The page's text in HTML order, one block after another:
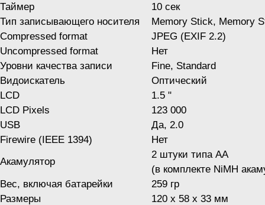
Таймер
10 сек
Тип записывающего носителя
Memory Stick, Memory
Compressed format
JPEG (EXIF 2.2)
Uncompressed format
Нет
Уровни качества записи
Fine, Standard
Видоискатель
Оптический
LCD
1.5 "
LCD Pixels
123 000
USB
Да, 2.0
Firewire (IEEE 1394)
Нет
Акамулятор
2 штуки типа AA
(в комплекте NiMH
Вес, включая батарейки
259 гр
Размеры
120 x 58 x 33 мм